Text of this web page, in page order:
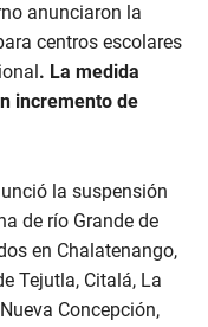
anunciaron la
centros escolares
. La medida
incremento de
la suspensión
de río Grande de
en Chalatenango,
Tejutla, Citalá, La
Concepción,